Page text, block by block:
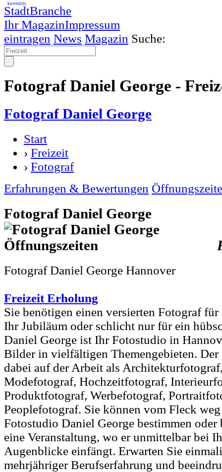
StadtBranche
Ihr MagazinImpressum
kostenlos
eintragen News Magazin Suche:
Fotograf Daniel George -
Fotograf Daniel George
Start
› Freizeit
› Fotograf
Erfahrungen & Bewertungen
Fotograf Daniel George
Fotograf Daniel George Hannover
Freizeit Erholung
Sie benötigen einen versierten Fotograf
Ihr Jubiläum oder schlicht nur für ein
Daniel George ist Ihr Fotostudio in
Bilder in vielfältigen Themengebieten.
dabei auf der Arbeit als
Modefotograf, Hochzeitfotograf,
Produktfotograf, Werbefotograf,
Peoplefotograf. Sie können vom Fleck
Fotostudio Daniel George bestimmen oder
eine Veranstaltung, wo er unmittelbar bei
Augenblicke einfängt. Erwarten Sie
mehrjähriger Berufserfahrung und